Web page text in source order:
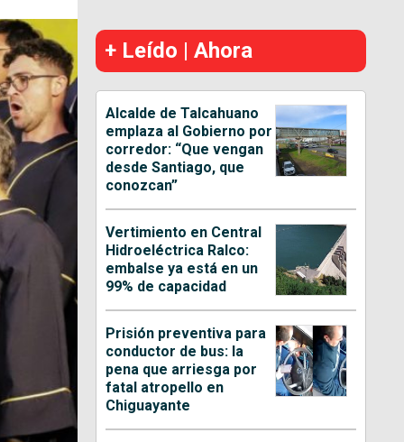
+ Leído | Ahora
Alcalde de Talcahuano
emplaza al Gobierno por
corredor: “Que vengan
desde Santiago, que
conozcan”
Vertimiento en Central
Hidroeléctrica Ralco:
embalse ya está en un
99% de capacidad
Prisión preventiva para
conductor de bus: la
pena que arriesga por
fatal atropello en
Chiguayante